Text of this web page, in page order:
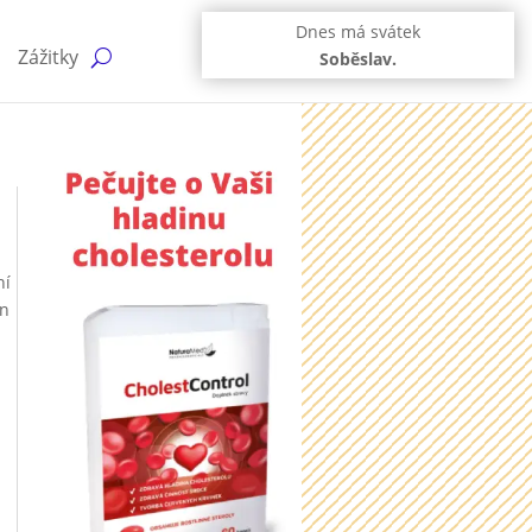
Zážitky
Dnes má svátek
Soběslav.